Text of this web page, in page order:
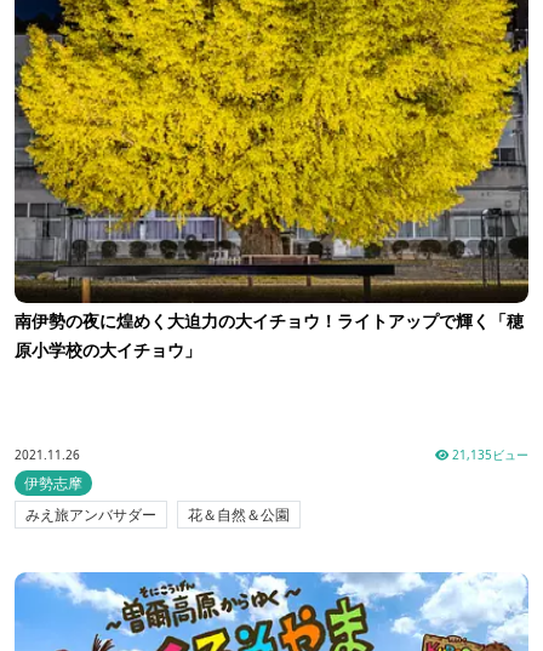
南伊勢の夜に煌めく大迫力の大イチョウ！ライトアップで輝く「穂
原小学校の大イチョウ」
2021.11.26 21,135ビュー
伊勢志摩
みえ旅アンバサダー
花＆自然＆公園